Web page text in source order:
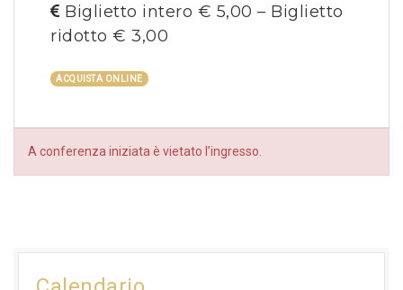
Biglietto intero € 5,00 – Biglietto
ridotto € 3,00
ACQUISTA ONLINE
A conferenza iniziata è vietato l’ingresso.